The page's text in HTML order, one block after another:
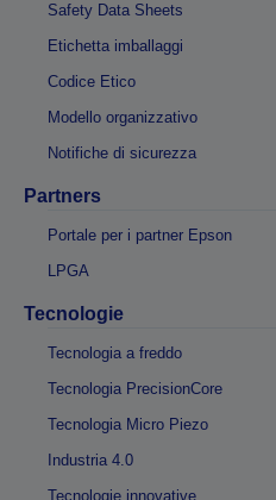
Safety Data Sheets
Etichetta imballaggi
Codice Etico
Modello organizzativo
Notifiche di sicurezza
Partners
Portale per i partner Epson
LPGA
Tecnologie
Tecnologia a freddo
Tecnologia PrecisionCore
Tecnologia Micro Piezo
Industria 4.0
Tecnologie innovative